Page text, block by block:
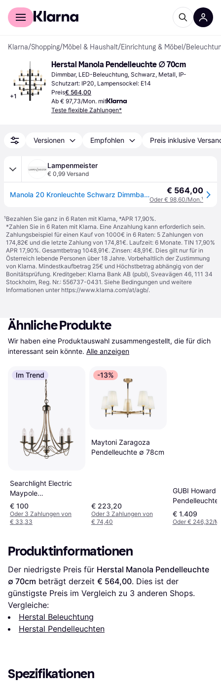
Für Shopper
Klarna/Shopping/Möbel & Haushalt/Einrichtung & Möbel /
+1
Herstal Manola Pendelleuchte ∅ 70cm
Dimmbar, LED-Beleuchtung, Schwarz, Metall, IP-
Schutzart: IP20, Lampensockel: E14
Preis€ 564,00
Ab € 97,73/Mon. mit
Teste flexible Zahlungen*
Versionen Empfohlen Preis inklusive
Lampenmeister
€ 0,99 Versand
Manola 20 Kronleuchte Schwarz Dimmbar LED - Herstal - Esszimmer - Metall € 564,00
Oder € 98,60/Mon.¹
¹Bezahlen Sie ganz in 6 Raten mit Klarna, *APR 17,90%.
*Zahlen Sie in 6 Raten mit Klarna. Eine Anzahlung kann erforderlich sein.
Zahlungsbeispiel für einen Kauf von 1000€ in 6 Raten: 5 Zahlungen von
174,82€ und die letzte Zahlung von 174,81€. Laufzeit: 6 Monate. TIN 17,90%
APR 17,90%. Gesamtbetrag 1048,91€. Zinsen: 48,91€. Dies gilt nur für in
Österreich lebende Personen über 18 Jahre. Vorbehaltlich der Zustimmung
von Klarna. Mindestkaufbetrag 25€ und Höchstbetrag abhängig von der
Bonitätsprüfung. Kreditgeber: Klarna Bank AB (publ), Sveavägen 46, 111 34
Stockholm, Reg. Nr.: 556737-0431. Siehe Bedingungen und weitere
Informationen unter https://www.klarna.com/at/agb/.
Ähnliche Produkte
Wir haben eine Produktauswahl zusammengestellt, die für dich
interessant sein könnte. Alle anzeigen
Im Trend
Searchlight Electric
Maypole
Pendelleuchte ∅
46cm
€ 100
Oder 3 Zahlungen von
€ 33,33
-13%
Maytoni Zaragoza
Pendelleuchte ∅ 78cm
€ 223,20
Oder 3 Zahlungen von
€ 74,40
GUBI Howard
Pendelleuchte
133.6cm
€ 1.409
Oder € 246,32/
Produktinformationen
Der niedrigste Preis für Herstal Manola Pendelleuchte
∅ 70cm beträgt derzeit € 564,00. Dies ist der
günstigste Preis im Vergleich zu 3 anderen Shops.
Vergleiche:
Herstal Beleuchtung
Herstal Pendelleuchten
Spezifikationen